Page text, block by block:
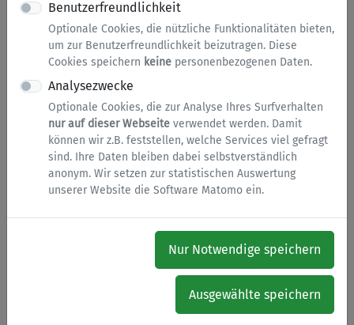
Benutzerfreundlichkeit
Optionale Cookies, die nützliche Funktionalitäten bieten,
um zur Benutzerfreundlichkeit beizutragen. Diese
Cookies speichern keine personenbezogenen Daten.
Analysezwecke
Optionale Cookies, die zur Analyse Ihres Surfverhalten
nur auf dieser Webseite verwendet werden. Damit
können wir z.B. feststellen, welche Services viel gefragt
sind. Ihre Daten bleiben dabei selbstverständlich
anonym. Wir setzen zur statistischen Auswertung
unserer Website die Software Matomo ein.
Nur Notwendige speichern
Ausgewählte speichern
Services
Bürgeranliegen, Onlinetermine, mendenGutschein...
A-Z Dienstleistungen der Stadt
Menden (Sauerland)
Die Stadt Menden bietet eine Vielzahl von
Dienstleistungen. In diesem Bereich finden Sie
Themen.
Anmeldung zur Teilnahme am
Stadtjubiläum 2026